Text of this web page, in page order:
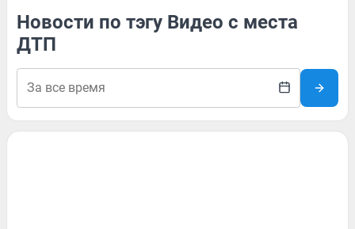
Новости по тэгу Видео с места
ДТП